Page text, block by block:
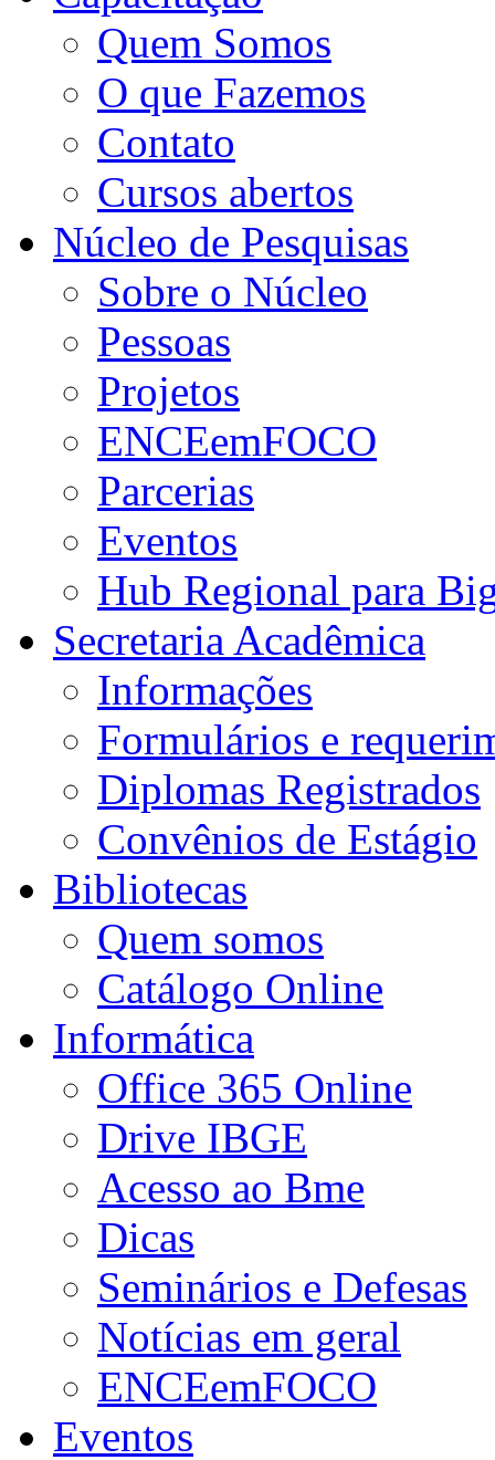
Quem Somos
O que Fazemos
Contato
Cursos abertos
Núcleo de Pesquisas
Sobre o Núcleo
Pessoas
Projetos
ENCEemFOCO
Parcerias
Eventos
Hub Regional para
Secretaria Acadêmica
Informações
Formulários e
Diplomas Registrados
Convênios de Estágio
Bibliotecas
Quem somos
Catálogo Online
Informática
Office 365 Online
Drive IBGE
Acesso ao Bme
Dicas
Seminários e Defesas
Notícias em geral
ENCEemFOCO
Eventos